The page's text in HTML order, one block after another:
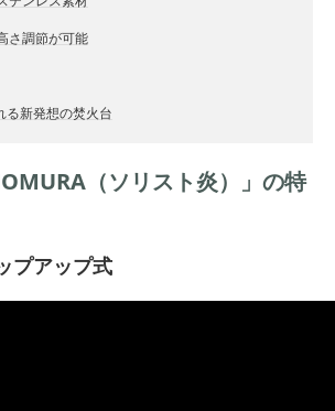
さ調節が可能
る新発想の焚火台
（ソリスト炎）」の特
プアップ式